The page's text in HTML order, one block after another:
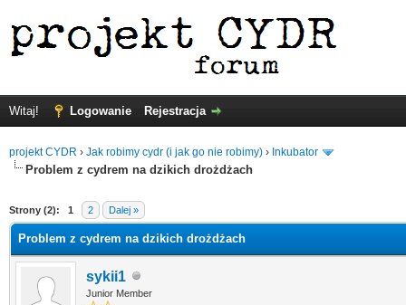
Witaj! Logowanie Rejestracja
projekt CYDR › Jak robimy cydr (i jak go nie robimy) › Inkubator
Problem z cydrem na dzikich drożdżach
Strony (2): 1 2 Dalej »
Problem z cydrem na dzikich drożdżach
sykii1
Junior Member